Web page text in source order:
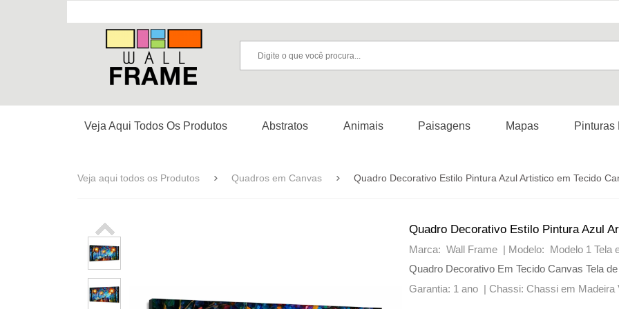
Veja Aqui Todos Os Produtos Abstratos Animais Paisagens Mapas Pinturas
Veja aqui todos os Produtos Quadros em Canvas Quadro Decorativo Estilo Pintura Azul Artistico em Tecido
Quadro Decorativo Estilo Pintura Azul
Marca: Wall Frame | Modelo: Modelo 1 Tela
Quadro Decorativo Em Tecido Canvas Tela
Garantia: 1 ano | Chassi: Chassi em Madeira